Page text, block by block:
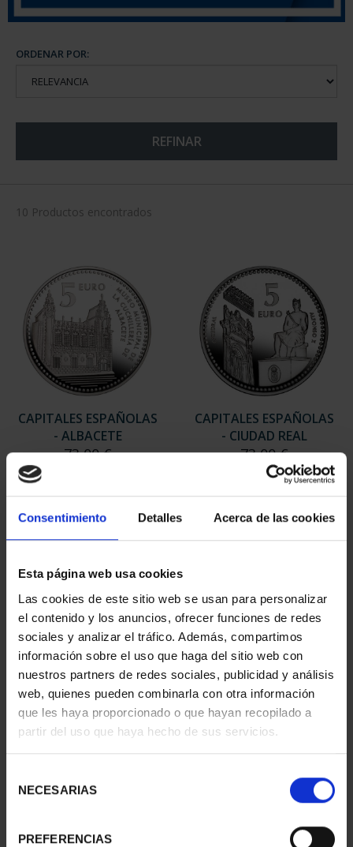
Consentimiento Detalles Acerca de las cookies
Esta página web usa cookies
Las cookies de este sitio web se usan para personalizar
el contenido y los anuncios, ofrecer funciones de redes
sociales y analizar el tráfico. Además, compartimos
información sobre el uso que haga del sitio web con
nuestros partners de redes sociales, publicidad y análisis
web, quienes pueden combinarla con otra información
que les haya proporcionado o que hayan recopilado a
partir del uso que haya hecho de sus servicios.
NECESARIAS
PREFERENCIAS
ORDENAR POR:
REFINAR
10 Productos encontrados
CAPITALES ESPAÑOLAS
- ALBACETE
73,00 €
CAPITALES ESPAÑOLAS
- CIUDAD REAL
73,00 €
CAPITALES ESPAÑOLAS
- CUENCA
73,00 €
CAPITALES ESPAÑOLAS
- GUADALAJARA
73,00 €